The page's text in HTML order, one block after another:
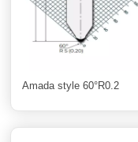
Amada style 60°R0.2